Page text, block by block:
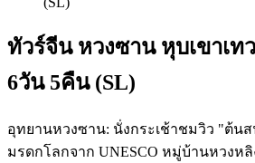
ทัวร์จีน หวงซาน หุบเขาเท
6วัน 5คืน (SL)
อุทยานหวงซาน: นั่งกระเช้าชมวิว "ต้น
มรดกโลกจาก UNESCO หมู่บ้านหวงห